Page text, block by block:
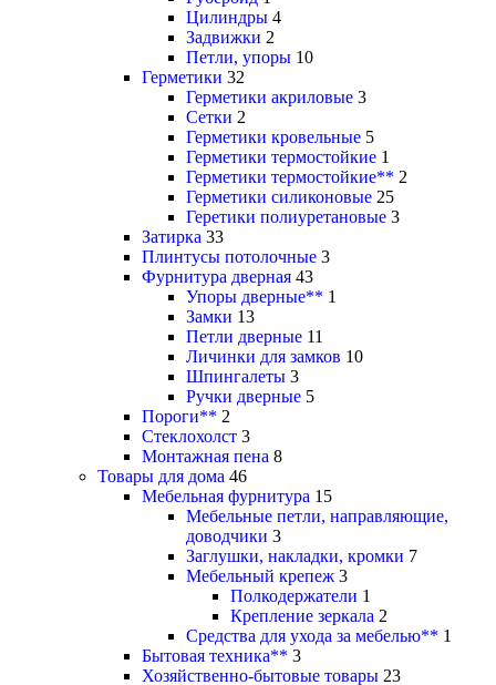
Цилиндры 4
Задвижки 2
Петли, упоры 10
Герметики 32
Герметики акриловые 3
Сетки 2
Герметики кровельные 5
Герметики термостойкие 1
Герметики термостойкие** 2
Герметики силиконовые 25
Геретики полиуретановые 3
Затирка 33
Плинтусы потолочные 3
Фурнитура дверная 43
Упоры дверные** 1
Замки 13
Петли дверные 11
Личинки для замков 10
Шпингалеты 3
Ручки дверные 5
Пороги** 2
Стеклохолст 3
Монтажная пена 8
Товары для дома 46
Мебельная фурнитура 15
Мебельные петли, направляющие,
доводчики 3
Заглушки, накладки, кромки 7
Мебельный крепеж 3
Полкодержатели 1
Крепление зеркала 2
Средства для ухода за мебелью** 1
Бытовая техника** 3
Хозяйственно-бытовые товары 23